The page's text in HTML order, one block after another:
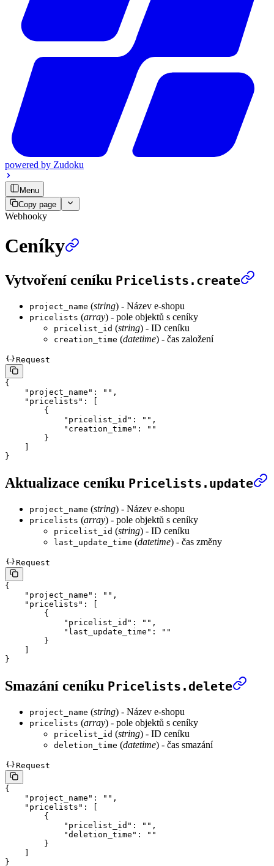
powered by Zudoku
Menu
Copy page
Webhooky
Ceníky
Vytvoření ceníku Pricelists.create
project_name (string) - Název e-shopu
pricelists (array) - pole objektů s ceníky
pricelist_id (string) - ID ceníku
creation_time (datetime) - čas založení
Request
{
    "project_name"
: "" ,
    "pricelists"
: [
        {
            "pricelist_id"
: "" ,
            "creation_time"
:
""
        }
}
Aktualizace ceníku Pricelists.update
project_name (string) - Název e-shopu
pricelists (array) - pole objektů s ceníky
pricelist_id (string) - ID ceníku
last_update_time (datetime) - čas změny
Request
{
    "project_name"
: "" ,
    "pricelists"
: [
        {
            "pricelist_id"
: "" ,
            "last_update_time"
:
""
        }
}
Smazání ceníku Pricelists.delete
project_name (string) - Název e-shopu
pricelists (array) - pole objektů s ceníky
pricelist_id (string) - ID ceníku
deletion_time (datetime) - čas smazání
Request
{
    "project_name"
: "" ,
    "pricelists"
: [
        {
            "pricelist_id"
: "" ,
            "deletion_time"
:
""
        }
}